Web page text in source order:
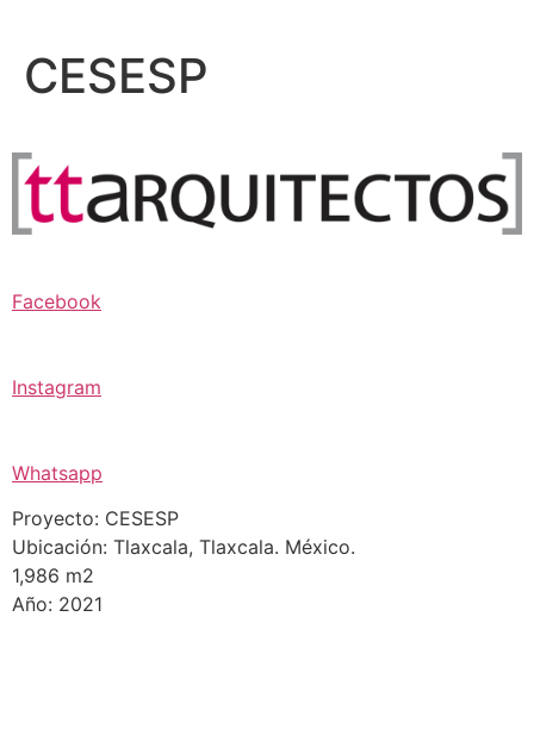
contenido
CESESP
Facebook
Instagram
Whatsapp
Proyecto: CESESP
Ubicación: Tlaxcala, Tlaxcala. México.
1,986 m2
Año: 2021